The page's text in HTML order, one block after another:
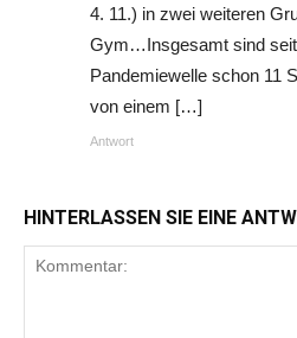
4. 11.) in zwei weiteren
Gym…Insgesamt sind
Pandemiewelle schon 11
von einem […]
Antwort
HINTERLASSEN SIE EINE